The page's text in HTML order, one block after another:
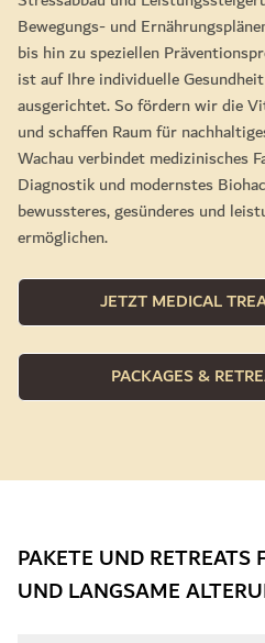
Bewegungs- und
bis hin zu speziellen
ist auf Ihre individuelle
ausgerichtet. So fördern wir die
und schaffen Raum für
Wachau verbindet medizinisches
Diagnostik und modernstes
bewussteres, gesünderes und
ermöglichen.
JETZT MEDICAL
PACKAGES &
PAKETE UND RETREATS
UND LANGSAME